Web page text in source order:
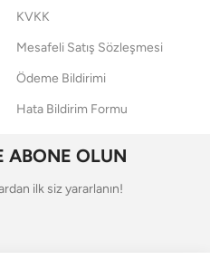
KVKK
Mesafeli Satış Sözleşmesi
Ödeme Bildirimi
Hata Bildirim Formu
ABONE OLUN
ilk siz yararlanın!